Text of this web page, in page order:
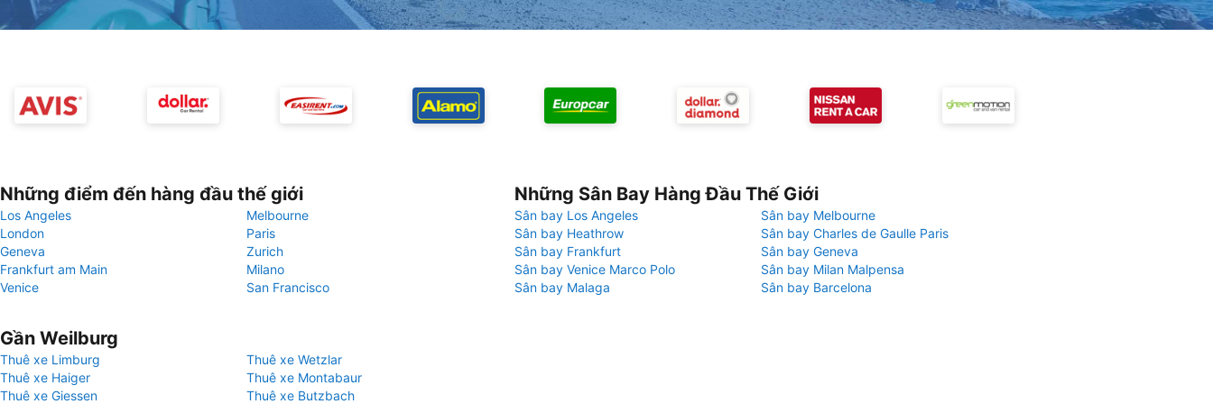
Những điểm đến hàng đầu thế giới
Los Angeles
Melbourne
London
Paris
Geneva
Zurich
Frankfurt am Main
Milano
Venice
San Francisco
Những Sân Bay Hàng Đầu Thế Giới
Sân bay Los Angeles
Sân bay Melbourne
Sân bay Heathrow
Sân bay Charles de Gaulle Paris
Sân bay Frankfurt
Sân bay Geneva
Sân bay Venice Marco Polo
Sân bay Milan Malpensa
Sân bay Malaga
Sân bay Barcelona
Gần Weilburg
Thuê xe Limburg
Thuê xe Wetzlar
Thuê xe Haiger
Thuê xe Montabaur
Thuê xe Giessen
Thuê xe Butzbach